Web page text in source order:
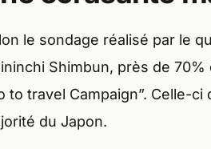
le sondage réalisé par le
Shimbun, près de
to travel Campaign”. Celle-
du Japon.